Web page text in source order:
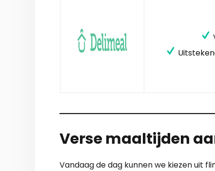
Verse maaltijden
Vandaag de dag kunnen we kiezen uit